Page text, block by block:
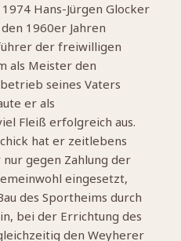
Hans-Jürgen Glocker
1960er Jahren
der freiwilligen
als Meister den
seines Vaters
er als
Fleiß erfolgreich aus.
hat er zeitlebens
gegen Zahlung der
eingesetzt,
des Sportheims durch
bei der Errichtung des
den Weyherer